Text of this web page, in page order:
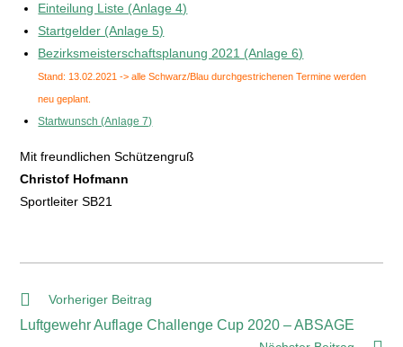
Einteilung Liste (Anlage 4)
Startgelder (Anlage 5)
Bezirksmeisterschaftsplanung 2021 (Anlage 6)
Stand: 13.02.2021 -> alle Schwarz/Blau durchgestrichenen Termine werden
neu geplant.
Startwunsch (Anlage 7)
Mit freundlichen Schützengruß
Christof Hofmann
Sportleiter SB21
Vorheriger Beitrag
Luftgewehr Auflage Challenge Cup 2020 – ABSAGE